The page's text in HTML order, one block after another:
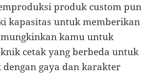
produk custom pun
kapasitas untuk memberikan
kamu untuk
cetak yang berbeda untuk
gaya dan karakter